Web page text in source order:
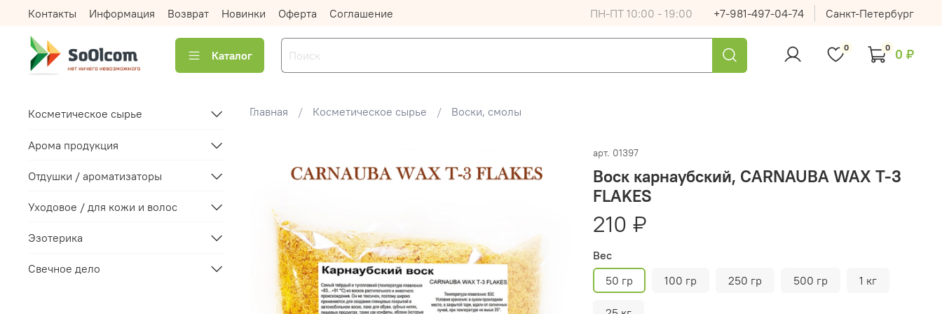
Контакты Информация Возврат Новинки Оферта Соглашение ПН-ПТ 10:00 - 19:00 +7-981-497-04-74 Санкт-Петербург
Каталог
0 0 0 ₽
Главная Косметическое сырье Воски, смолы
арт. 01397
Воск карнаубский, CARNAUBA WAX T-3
FLAKES
210 ₽
Вес
50 гр
100 гр 250 гр 500 гр 1 кг
Косметическое сырье
Арома продукция
Отдушки / ароматизаторы
Уходовое / для кожи и волос
Эзотерика
Свечное дело